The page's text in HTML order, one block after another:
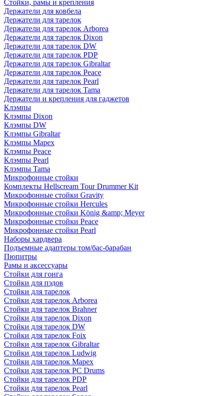
Стойки, рамы и крепления
Держатели для ковбела
Держатели для тарелок
Держатели для тарелок Arborea
Держатели для тарелок Dixon
Держатели для тарелок DW
Держатели для тарелок PDP
Держатели для тарелок Gibraltar
Держатели для тарелок Peace
Держатели для тарелок Pearl
Держатели для тарелок Tama
Держатели и крепления для гаджетов
Клэмпы
Клэмпы Dixon
Клэмпы DW
Клэмпы Gibraltar
Клэмпы Mapex
Клэмпы Peace
Клэмпы Pearl
Клэмпы Tama
Микрофонные стойки
Комплекты Hellscream Tour Drummer Kit
Микрофонные стойки Gravity
Микрофонные стойки Hercules
Микрофонные стойки König &amp; Meyer
Микрофонные стойки Peace
Микрофонные стойки Pearl
Наборы хардвера
Подъемные адаптеры том/бас-барабан
Пюпитры
Рамы и аксессуары
Стойки для гонга
Стойки для пэдов
Стойки для тарелок
Стойки для тарелок Arborea
Стойки для тарелок Brahner
Стойки для тарелок Dixon
Стойки для тарелок DW
Стойки для тарелок Foix
Стойки для тарелок Gibraltar
Стойки для тарелок Ludwig
Стойки для тарелок Mapex
Стойки для тарелок PC Drums
Стойки для тарелок PDP
Стойки для тарелок Pearl